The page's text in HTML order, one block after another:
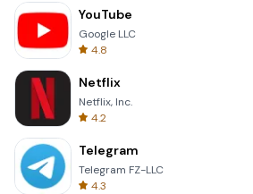
YouTube
Google LLC
4.8
Netflix
Netflix, Inc.
4.2
Telegram
Telegram FZ-LLC
4.3